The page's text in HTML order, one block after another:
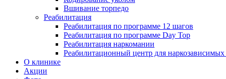
Вшивание торпедо
Реабилитация
Реабилитация по программе 12 шагов
Реабилитация по программе Day Top
Реабилитация наркомании
Реабилитационный центр для наркозависимых
О клинике
Акции